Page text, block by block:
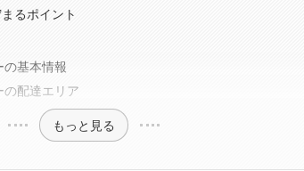
るポイント
基本情報
配達エリア
もっと見る